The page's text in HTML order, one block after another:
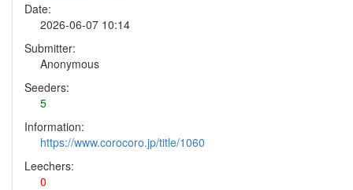
Date:
2026-06-07 10:14
Submitter:
Anonymous
Seeders:
5
Information:
https://www.corocoro.jp/title/1060
Leechers:
0